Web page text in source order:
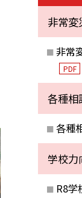
非常変
非常
PDF
各種相
各種
学校力
R8学